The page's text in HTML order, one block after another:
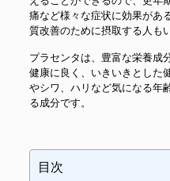
痛など様々な症状に効果があ
質改善のために摂取する人も
プラセンタは、豊富な栄養成
健康に良く、いきいきとした
やシワ、ハリなど気になる年
る成分です。
目次